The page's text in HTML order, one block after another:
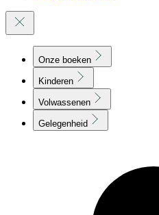
Onze boeken
Kinderen
Volwassenen
Gelegenheid